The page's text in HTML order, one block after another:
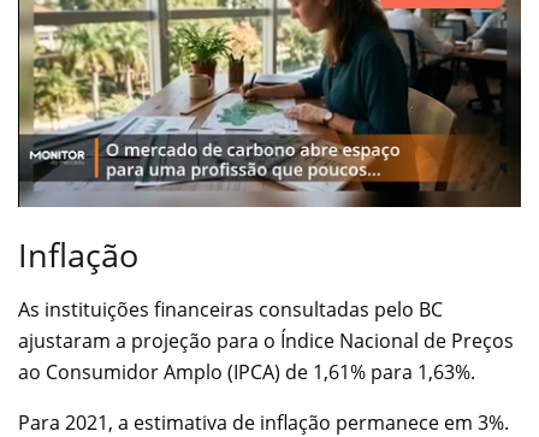
Inflação
As instituições financeiras consultadas pelo BC
ajustaram a projeção para o Índice Nacional de Preços
ao Consumidor Amplo (IPCA) de 1,61% para 1,63%.
Para 2021, a estimativa de inflação permanece em 3%.